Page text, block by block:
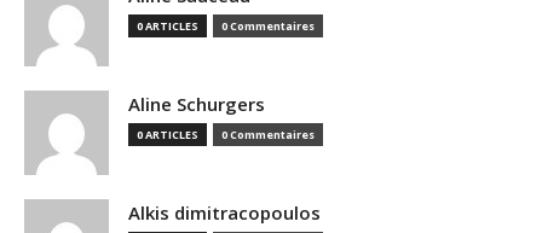
0 ARTICLES 0 Commentaires
Aline Schurgers
0 ARTICLES 0 Commentaires
Alkis dimitracopoulos